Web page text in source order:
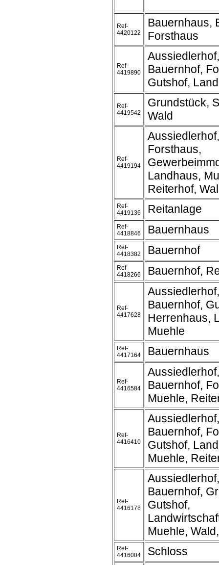
Ref-
4420122
Bauernhaus,
Forsthaus
Ref-
4419890
Bauernhof,
Gutshof,
Ref-
4419542
Grundstück,
Wald
Ref-
4419194
Forsthaus,
Landhaus,
Reiterhof,
Ref-
4419136
Reitanlage
Ref-
4418846
Bauernhaus
Ref-
4418382
Bauernhof
Ref-
4418266
Bauernhof,
Ref-
4417628
Bauernhof,
Herrenhaus,
Muehle
Ref-
4417164
Bauernhaus
Ref-
4416584
Bauernhof,
Muehle,
Ref-
4416410
Bauernhof,
Gutshof,
Muehle,
Ref-
4416178
Bauernhof,
Gutshof,
Muehle,
Ref-
4416004
Schloss